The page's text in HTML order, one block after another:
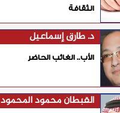
الثقافة
د. طارق إسماعيل
الأب.. الغائب الحاضر
القبطان محمود المحمود